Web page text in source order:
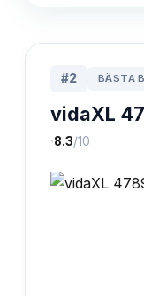
#2 BÄSTA
vidaXL
·8.3/10